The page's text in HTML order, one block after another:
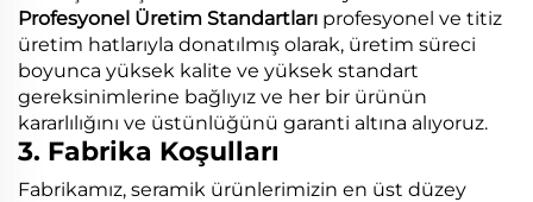
Profesyonel Üretim Standartları profesyonel ve titiz
üretim hatlarıyla donatılmış olarak, üretim süreci
boyunca yüksek kalite ve yüksek standart
gereksinimlerine bağlıyız ve her bir ürünün
kararlılığını ve üstünlüğünü garanti altına alıyoruz.
3. Fabrika Koşulları
Fabrikamız, seramik ürünlerimizin en üst düzey